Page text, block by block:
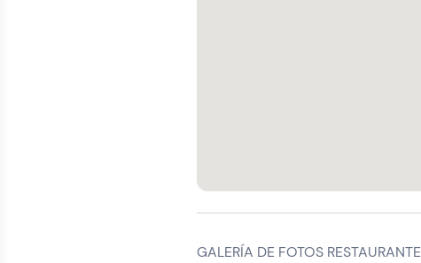
GALERÍA DE FOTOS RESTAURANTE